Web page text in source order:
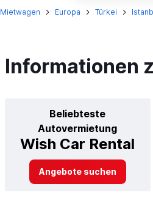
Mietwagen Europa Türkei
Informationen
Beliebteste
Autovermietung
Wish Car Rental
Angebote suchen